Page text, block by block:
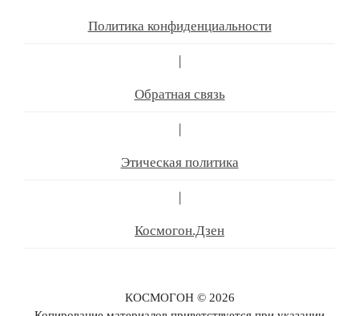
Политика конфиденциальности
|
Обратная связь
|
Этическая политика
|
Космогон.Дзен
КОСМОГОН © 2026